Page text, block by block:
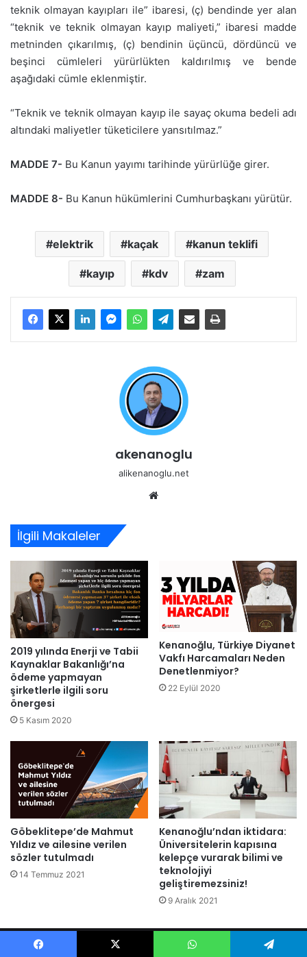
teknik olmayan kayıpları ile” ibaresi, (ç) bendinde yer alan
“teknik ve teknik olmayan kayıp maliyeti,” ibaresi madde
metninden çıkarılmış, (ç) bendinin üçüncü, dördüncü ve
beşinci cümleleri yürürlükten kaldırılmış ve bende
aşağıdaki cümle eklenmiştir.
“Teknik ve teknik olmayan kayıp ile sayaç okuma bedeli adı
altındaki maliyetler tüketicilere yansıtılmaz.”
MADDE 7- Bu Kanun yayımı tarihinde yürürlüğe girer.
MADDE 8- Bu Kanun hükümlerini Cumhurbaşkanı yürütür.
elektrik kaçak kanun teklifi
kayıp kdv zam
akenanoglu
alikenanoglu.net
İlgili Makaleler
2019 yılında Enerji ve Tabii
Kaynaklar Bakanlığı’na
ödeme yapmayan
şirketlerle ilgili soru
önergesi
5 Kasım 2020
Kenanoğlu, Türkiye Diyanet
Vakfı Harcamaları Neden
Denetlenmiyor?
22 Eylül 2020
Göbeklitepe’de Mahmut
Yıldız ve ailesine verilen
sözler tutulmadı
14 Temmuz 2021
Kenanoğlu’ndan iktidara:
Üniversitelerin kapısına
kelepçe vurarak bilimi ve
teknolojiyi
geliştiremezsiniz!
9 Aralık 2021